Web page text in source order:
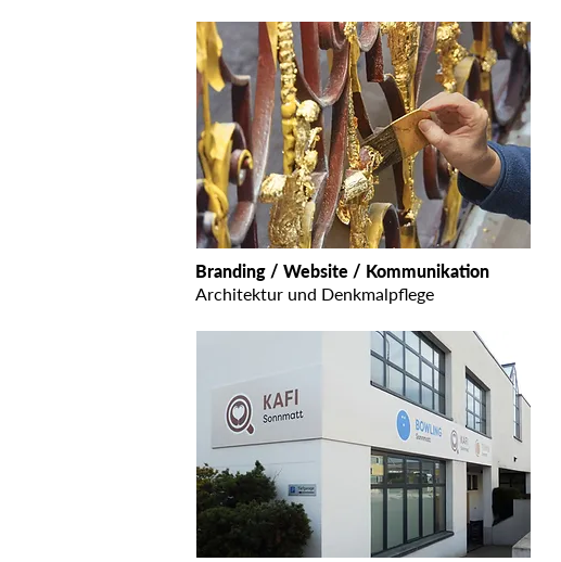
Branding / Website / Kommunikation
Architektur und Denkmalpflege